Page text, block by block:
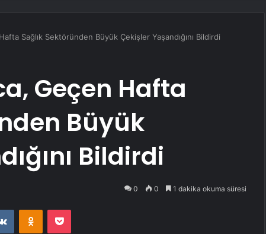
Sağlık Sektöründen Büyük Çekişler Yaşandığını Bildirdi
Geçen Hafta
Büyük
Bildirdi
0 0 1 dakika okuma süresi
VKontakteOdnoklassniki
Pocket